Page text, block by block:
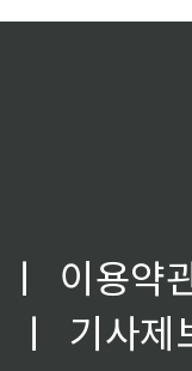
ㅣ
이용약
ㅣ
기사제